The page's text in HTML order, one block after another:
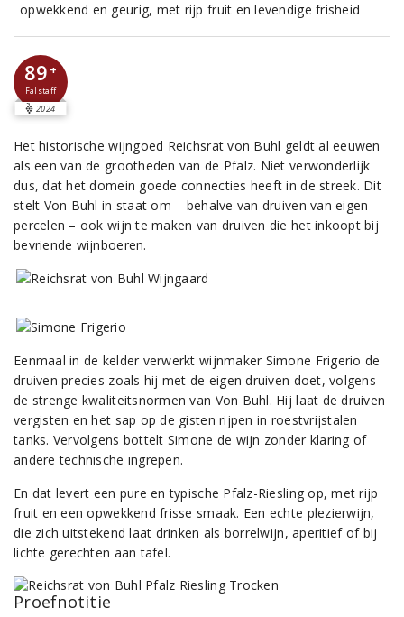
opwekkend en geurig, met rijp fruit en levendige frisheid
89 +
Falstaff
2024
Het historische wijngoed Reichsrat von Buhl geldt al eeuwen
als een van de grootheden van de Pfalz. Niet verwonderlijk
dus, dat het domein goede connecties heeft in de streek. Dit
stelt Von Buhl in staat om – behalve van druiven van eigen
percelen – ook wijn te maken van druiven die het inkoopt bij
bevriende wijnboeren.
Eenmaal in de kelder verwerkt wijnmaker Simone Frigerio de
druiven precies zoals hij met de eigen druiven doet, volgens
de strenge kwaliteitsnormen van Von Buhl. Hij laat de druiven
vergisten en het sap op de gisten rijpen in roestvrijstalen
tanks. Vervolgens bottelt Simone de wijn zonder klaring of
andere technische ingrepen.
En dat levert een pure en typische Pfalz-Riesling op, met rijp
fruit en een opwekkend frisse smaak. Een echte plezierwijn,
die zich uitstekend laat drinken als borrelwijn, aperitief of bij
lichte gerechten aan tafel.
Proefnotitie